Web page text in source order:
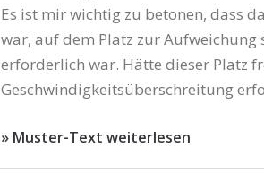
Es ist mir wichtig zu betonen, dass
war, auf dem Platz zur Aufweichung
erforderlich war. Hätte dieser Platz
Geschwindigkeitsüberschreitung
» Muster-Text weiterlesen